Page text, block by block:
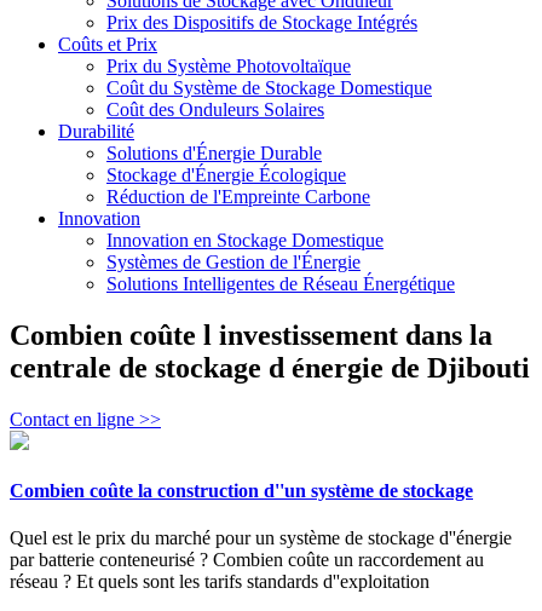
Prix des Dispositifs de Stockage Intégrés
Coûts et Prix
Prix du Système Photovoltaïque
Coût du Système de Stockage Domestique
Coût des Onduleurs Solaires
Durabilité
Solutions d'Énergie Durable
Stockage d'Énergie Écologique
Réduction de l'Empreinte Carbone
Innovation
Innovation en Stockage Domestique
Systèmes de Gestion de l'Énergie
Solutions Intelligentes de Réseau Énergétique
Combien coûte l investissement dans la
centrale de stockage d énergie de Djibouti
Contact en ligne >>
Combien coûte la construction d''un système de stockage
Quel est le prix du marché pour un système de stockage d''énergie
par batterie conteneurisé ? Combien coûte un raccordement au
réseau ? Et quels sont les tarifs standards d''exploitation